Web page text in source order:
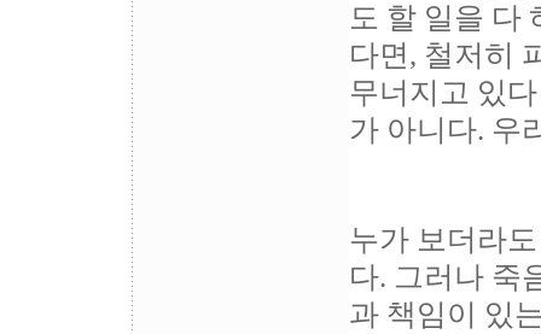
도 할 일을 다
다면, 철저히
무너지고 있
가 아니다. 우
누가 보더라
다. 그러나 죽
과 책임이 있